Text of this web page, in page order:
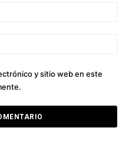
y sitio web en este